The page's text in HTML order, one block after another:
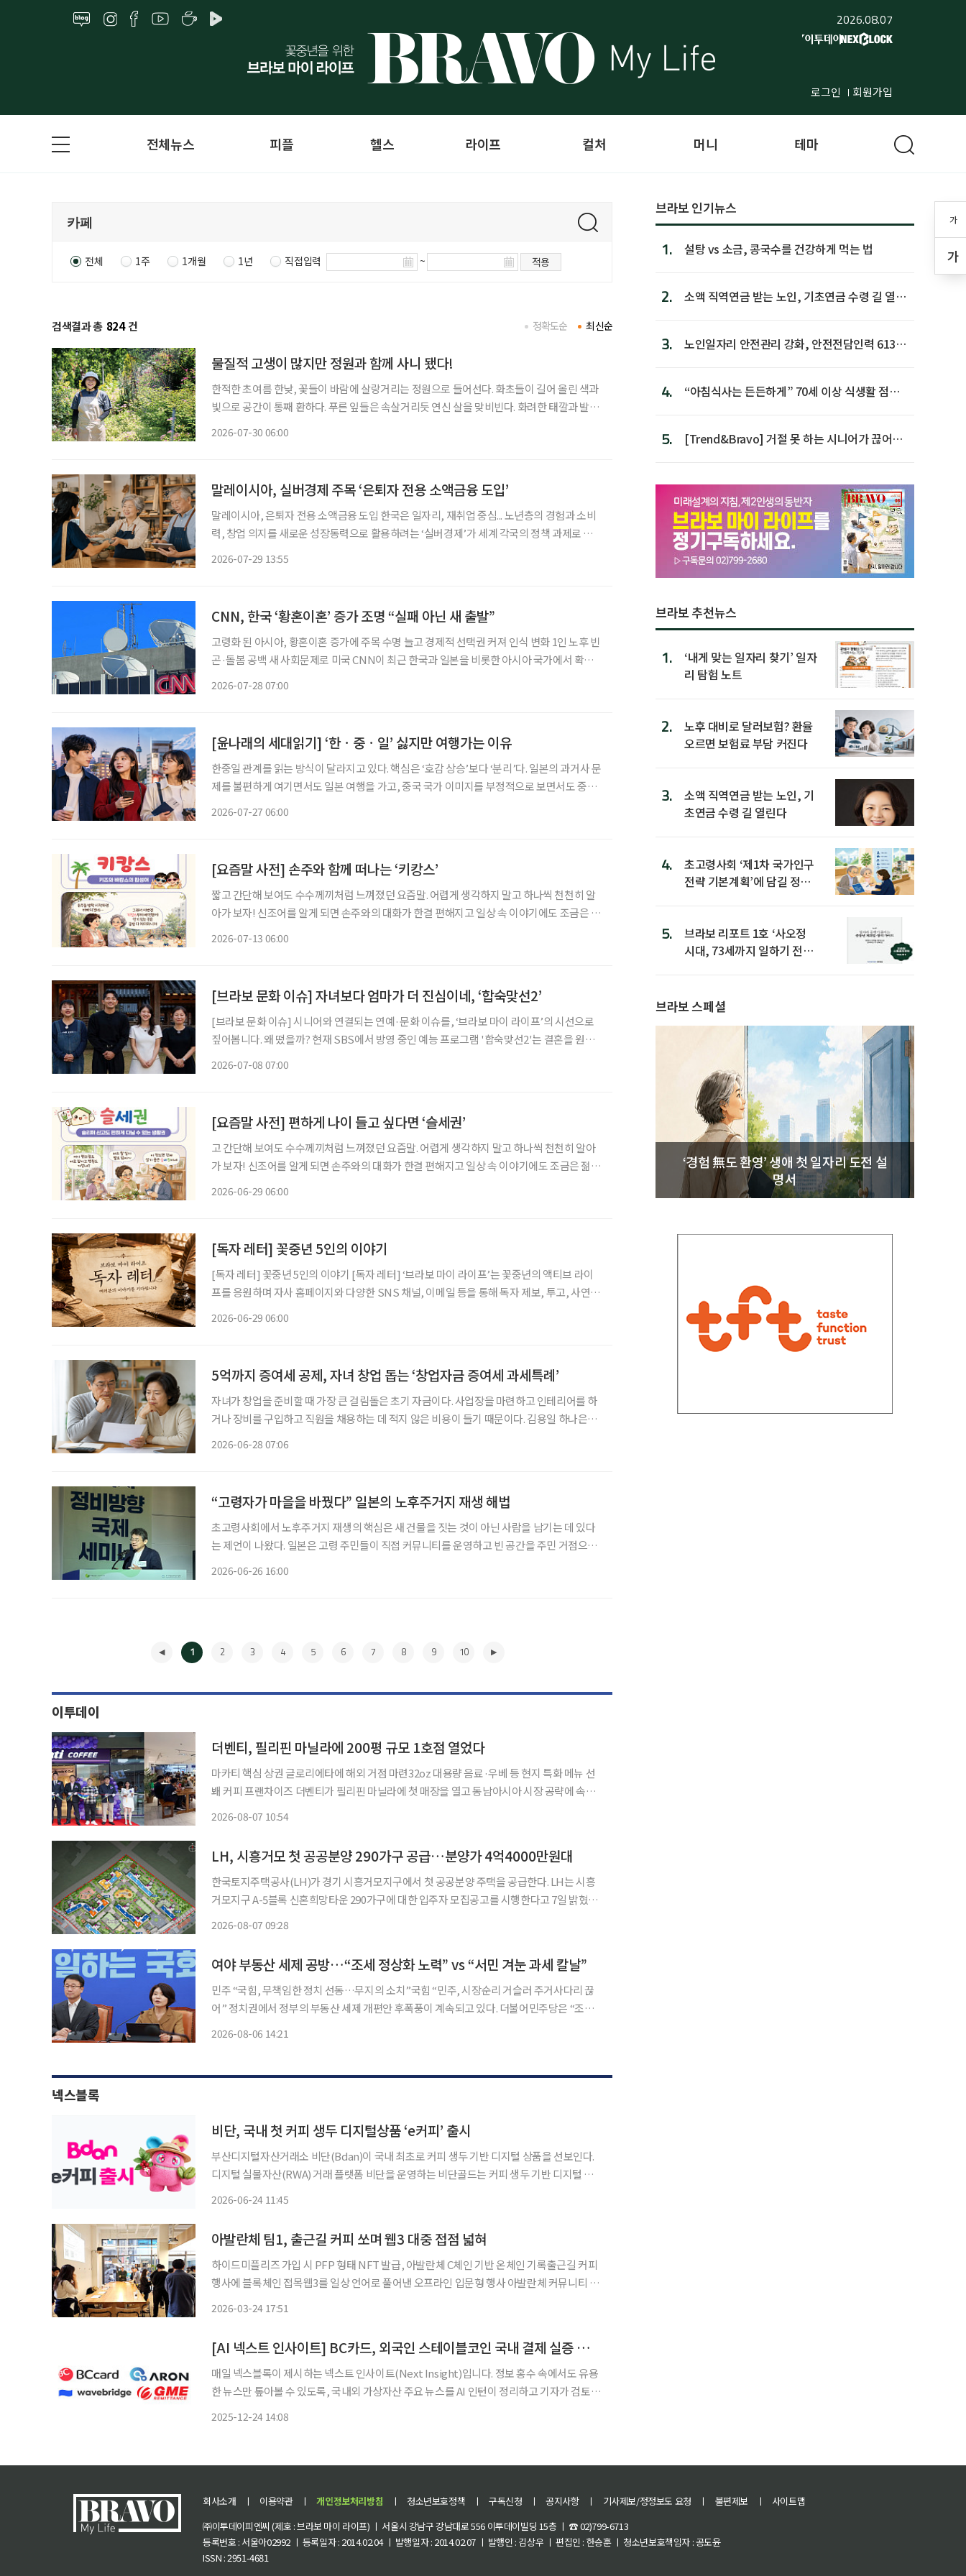
2026.08.07
로그인 회원가입
가
가
전체뉴스 피플 헬스 라이프 컬처 머니 테마
전체 1주 1개월 1년 직접입력 ~ 적용
검색결과 총 824 건 최신순
정확도순
물질적 고생이 많지만 정원과 함께 사니 됐다!
한적한 초여름 한낮, 꽃들이 바람에 살랑거리는 정원으로 들어선다. 화초들이 길어 올린 색과
빛으로 공간이 통째 환하다. 푸른 잎들은 속살거리듯 연신 살을 맞비빈다. 화려한 태깔과 발랄
2026-07-30 06:00
말레이시아, 실버경제 주목 ‘은퇴자 전용 소액금융 도입’
말레이시아, 은퇴자 전용 소액금융 도입 한국은 일자리, 재취업 중심... 노년층의 경험과 소비
력, 창업 의지를 새로운 성장동력으로 활용하려는 ‘실버경제’가 세계 각국의 정책 과제로 떠
2026-07-29 13:55
CNN, 한국 ‘황혼이혼’ 증가 조명 “실패 아닌 새 출발”
고령화 된 아시아, 황혼이혼 증가에 주목 수명 늘고 경제적 선택권 커져 인식 변화 1인 노후 빈
곤·돌봄 공백 새 사회문제로 미국 CNN이 최근 한국과 일본을 비롯한 아시아 국가에서 확산
2026-07-28 07:00
[윤나래의 세대읽기] ‘한ㆍ중ㆍ일’ 싫지만 여행가는 이유
한중일 관계를 읽는 방식이 달라지고 있다. 핵심은 ‘호감 상승’보다 ‘분리’다. 일본의 과거사 문
제를 불편하게 여기면서도 일본 여행을 가고, 중국 국가 이미지를 부정적으로 보면서도 중국
2026-07-27 06:00
[요즘말 사전] 손주와 함께 떠나는 ‘키캉스’
짧고 간단해 보여도 수수께끼처럼 느껴졌던 요즘말. 어렵게 생각하지 말고 하나씩 천천히 알
아가 보자! 신조어를 알게 되면 손주와의 대화가 한결 편해지고 일상 속 이야기에도 조금은 젊
2026-07-13 06:00
[브라보 문화 이슈] 자녀보다 엄마가 더 진심이네, ‘합숙맞선2’
[브라보 문화 이슈] 시니어와 연결되는 연예·문화 이슈를, ‘브라보 마이 라이프’의 시선으로
짚어봅니다. 왜 떴을까? 현재 SBS에서 방영 중인 예능 프로그램 '합숙맞선2'는 결혼을 원하
2026-07-08 07:00
[요즘말 사전] 편하게 나이 들고 싶다면 ‘슬세권’
고 간단해 보여도 수수께끼처럼 느껴졌던 요즘말. 어렵게 생각하지 말고 하나씩 천천히 알아
가 보자! 신조어를 알게 되면 손주와의 대화가 한결 편해지고 일상 속 이야기에도 조금은 젊은
2026-06-29 06:00
[독자 레터] 꽃중년 5인의 이야기
[독자 레터] 꽃중년 5인의 이야기 [독자 레터] ‘브라보 마이 라이프’는 꽃중년의 액티브 라이
프를 응원하며 자사 홈페이지와 다양한 SNS 채널, 이메일 등을 통해 독자 제보, 투고, 사연
2026-06-29 06:00
5억까지 증여세 공제, 자녀 창업 돕는 ‘창업자금 증여세 과세특례’
자녀가 창업을 준비할 때 가장 큰 걸림돌은 초기 자금이다. 사업장을 마련하고 인테리어를 하
거나 장비를 구입하고 직원을 채용하는 데 적지 않은 비용이 들기 때문이다. 김용일 하나은행
2026-06-28 07:06
“고령자가 마을을 바꿨다” 일본의 노후주거지 재생 해법
초고령사회에서 노후주거지 재생의 핵심은 새 건물을 짓는 것이 아닌 사람을 남기는 데 있다
는 제언이 나왔다. 일본은 고령 주민들이 직접 커뮤니티를 운영하고 빈 공간을 주민 거점으로
2026-06-26 16:00
1 2 3 4 5 6 7 8 9 10
이투데이
더벤티, 필리핀 마닐라에 200평 규모 1호점 열었다
마카티 핵심 상권 글로리에타에 해외 거점 마련32oz 대용량 음료·우베 등 현지 특화 메뉴 선
봬 커피 프랜차이즈 더벤티가 필리핀 마닐라에 첫 매장을 열고 동남아시아 시장 공략에 속도
2026-08-07 10:54
LH, 시흥거모 첫 공공분양 290가구 공급…분양가 4억4000만원대
한국토지주택공사(LH)가 경기 시흥거모지구에서 첫 공공분양 주택을 공급한다. LH는 시흥
거모지구 A-5블록 신혼희망타운 290가구에 대한 입주자 모집공고를 시행한다고 7일 밝혔다.
2026-08-07 09:28
여야 부동산 세제 공방…“조세 정상화 노력” vs “서민 겨눈 과세 칼날”
민주 “국힘, 무책임한 정치 선동…무지의 소치”국힘 “민주, 시장순리 거슬러 주거사다리 끊
어” 정치권에서 정부의 부동산 세제 개편안 후폭풍이 계속되고 있다. 더불어민주당은 “조세
2026-08-06 14:21
넥스블록
비단, 국내 첫 커피 생두 디지털상품 ‘e커피’ 출시
부산디지털자산거래소 비단(Bdan)이 국내 최초로 커피 생두 기반 디지털 상품을 선보인다.
디지털 실물자산(RWA) 거래 플랫폼 비단을 운영하는 비단골드는 커피 생두 기반 디지털 상
2026-06-24 11:45
아발란체 팀1, 출근길 커피 쏘며 웹3 대중 접점 넓혀
하이드미플리즈 가입 시 PFP 형태 NFT 발급, 아발란체 C체인 기반 온체인 기록출근길 커피
행사에 블록체인 접목웹3를 일상 언어로 풀어낸 오프라인 입문형 행사 아발란체 커뮤니티 조
2026-03-24 17:51
[AI 넥스트 인사이트] BC카드, 외국인 스테이블코인 국내 결제 실증 완료 外
매일 넥스블록이 제시하는 넥스트 인사이트(Next Insight)입니다. 정보 홍수 속에서도 유용
한 뉴스만 톺아볼 수 있도록, 국내외 가상자산 주요 뉴스를 AI 인턴이 정리하고 기자가 검토해
2025-12-24 14:08
브라보 인기뉴스
1. 설탕 vs 소금, 콩국수를 건강하게 먹는 법
2.
소액 직역연금 받는 노인, 기초연금 수령 길 열린
3.
노인일자리 안전관리 강화, 안전전담인력 613명
4.
“아침식사는 든든하게” 70세 이상 식생활 점수
5.
[Trend&Bravo] 거절 못 하는 시니어가 끊어야
브라보 추천뉴스
1.
‘내게 맞는 일자리 찾기’ 일자
리 탐험 노트
2.
노후 대비로 달러보험? 환율
오르면 보험료 부담 커진다
3.
소액 직역연금 받는 노인, 기
초연금 수령 길 열린다
4.
초고령사회 ‘제1차 국가인구
전략 기본계획’에 담길 정책
5.
브라보 리포트 1호 ‘사오정
시대, 73세까지 일하기 전략’
브라보 스페셜
‘경험 無도 환영’ 생애 첫 일자리 도전 설
명서
회사소개 ㅣ 이용약관 ㅣ 개인정보처리방침 ㅣ 청소년보호정책 ㅣ 구독신청 ㅣ 공지사항 ㅣ 기사제보/정정보도 요청 ㅣ 불편제보 ㅣ
사이트맵
㈜이투데이피엔씨 (제호 : 브라보 마이 라이프) ㅣ 서울시 강남구 강남대로 556 이투데이빌딩 15층 ㅣ ☎ 02)799-6713
등록번호 : 서울아02992 ㅣ 등록일자 : 2014.02.04 ㅣ 발행일자 : 2014.02.07 ㅣ 발행인 : 김상우 ㅣ 편집인 : 한승훈 ㅣ 청소년보호책임자 : 공도윤
ISSN : 2951-4681